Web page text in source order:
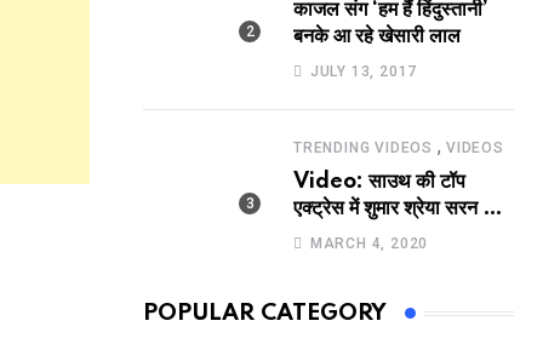
काजल संग ‘हम हैं हिंदुस्तानी’
बनके आ रहे खेसारी लाल
JULY 13, 2017
TRENDING VIDEOS , VIDEOS
Video: साउथ की टॉप
एक्ट्रेस में शुमार श्रेया सरन का
सेक्सी लिपलॉक
MARCH 4, 2020
POPULAR CATEGORY